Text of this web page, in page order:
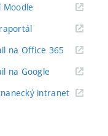
Moodle
(externí
na Office 365 (externí
na Google (externí
intranet(externí